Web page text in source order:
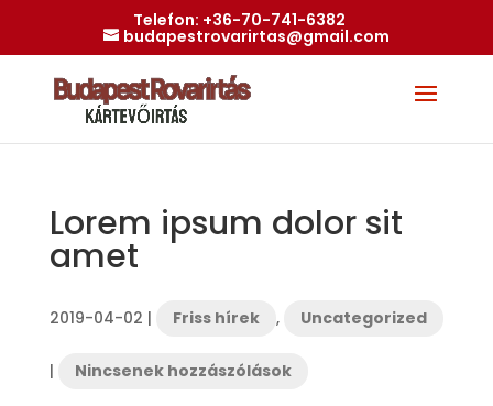
Telefon: +36-70-741-6382
budapestrovarirtas@gmail.com
Lorem ipsum dolor sit
amet
2019-04-02 | Friss hírek , Uncategorized
| Nincsenek hozzászólások